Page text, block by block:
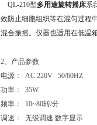
QL-210型多用途旋转摇床系
效防止细胞组织等在混匀过程
混合振摇。仪器也适用在低温
2、产品参数
电源： AC 220V 50/60HZ
功率： 35W
频率： 10~80转/分
调速： 无级调速 数字显示